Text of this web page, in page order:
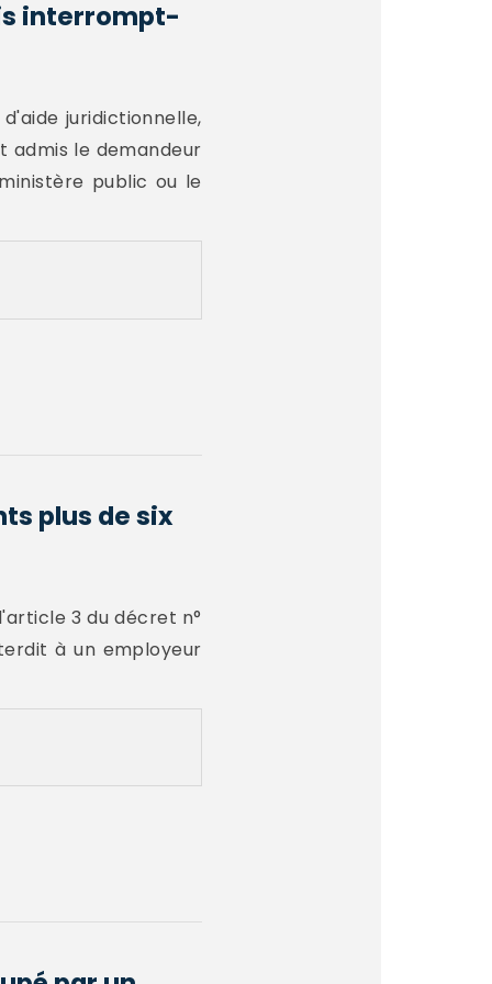
interrompt-
juridictionnelle,
admis le demandeur
public ou le
plus de six
3 du décret n°
à un employeur